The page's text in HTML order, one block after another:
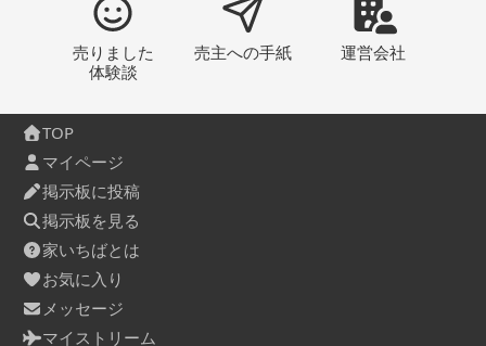
売りました
体験談
売主への手紙 運営会社
TOP
マイページ
掲示板に投稿
掲示板を見る
家いちばとは
お気に入り
メッセージ
マイストリーム